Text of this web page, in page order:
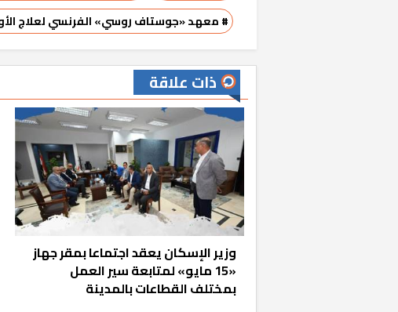
# معهد «جوستاف روسي» الفرنسي لعلاج
ذات علاقة
وزير الإسكان يعقد اجتماعا بمقر جهاز
«15 مايو» لمتابعة سير العمل
بمختلف القطاعات بالمدينة
«المؤشر» يطرح
كان اختيار خريج معهد
رمضان وزيرًا للإسكان